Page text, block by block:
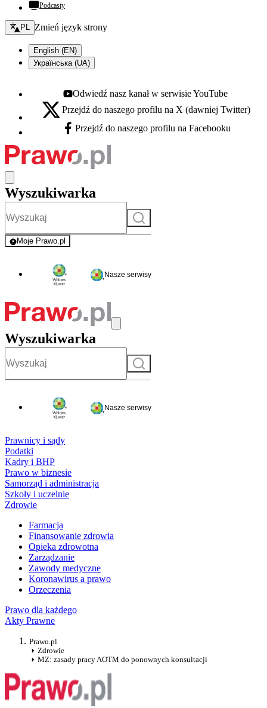
Podcasty
Zmień język - bieżący:
PL Zmień język strony
English (EN)
Українська (UA)
Youtube - otwiera się w nowej karcie
Odwiedź nasz kanał w serwisie YouTube
X - otwiera się w nowej karcie
Przejdź do naszego profilu na X (dawniej Twitter)
Facebook - otwiera się w nowej karcie
Przejdź do naszego profilu na Facebooku
Wyszukiwarka
Szukaj
Moje Prawo.pl
- rejestracja i logowanie do serwisu
Nasze serwisy
Wyszukiwarka
Szukaj
Nasze serwisy
Prawnicy i sądy
Podatki
Kadry i BHP
Prawo w biznesie
Samorząd i administracja
Szkoły i uczelnie
Zdrowie
Farmacja
Finansowanie zdrowia
Opieka zdrowotna
Zarządzanie
Zawody medyczne
Koronawirus a prawo
Orzeczenia
Prawo dla każdego
Akty Prawne
Prawo.pl
Zdrowie
MZ: zasady pracy AOTM do ponownych konsultacji